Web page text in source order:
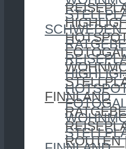
FINNLAND
ROUTEN
SCHWEDEN